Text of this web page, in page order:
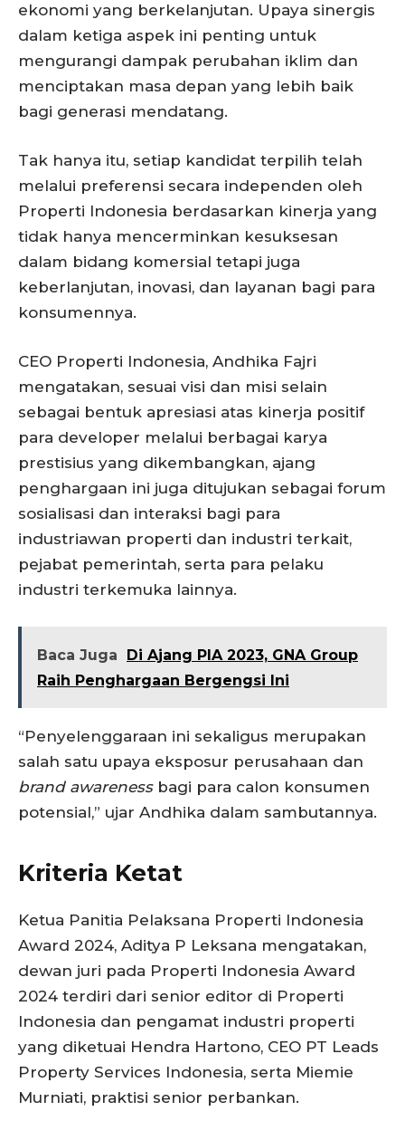
ekonomi yang berkelanjutan. Upaya sinergis
dalam ketiga aspek ini penting untuk
mengurangi dampak perubahan iklim dan
menciptakan masa depan yang lebih baik
bagi generasi mendatang.
Tak hanya itu, setiap kandidat terpilih telah
melalui preferensi secara independen oleh
Properti Indonesia berdasarkan kinerja yang
tidak hanya mencerminkan kesuksesan
dalam bidang komersial tetapi juga
keberlanjutan, inovasi, dan layanan bagi para
konsumennya.
CEO Properti Indonesia, Andhika Fajri
mengatakan, sesuai visi dan misi selain
sebagai bentuk apresiasi atas kinerja positif
para developer melalui berbagai karya
prestisius yang dikembangkan, ajang
penghargaan ini juga ditujukan sebagai forum
sosialisasi dan interaksi bagi para
industriawan properti dan industri terkait,
pejabat pemerintah, serta para pelaku
industri terkemuka lainnya.
Baca Juga
Di Ajang PIA 2023, GNA Group
Raih Penghargaan Bergengsi Ini
“Penyelenggaraan ini sekaligus merupakan
salah satu upaya eksposur perusahaan dan
brand awarenessbagi para calon konsumen
potensial,” ujar Andhika dalam sambutannya.
Kriteria Ketat
Ketua Panitia Pelaksana Properti Indonesia
Award 2024, Aditya P Leksana mengatakan,
dewan juri pada Properti Indonesia Award
2024 terdiri dari senior editor di Properti
Indonesia dan pengamat industri properti
yang diketuai Hendra Hartono, CEO PT Leads
Property Services Indonesia, serta Miemie
Murniati, praktisi senior perbankan.